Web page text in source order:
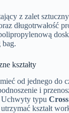
z zalet
długotrwałość
kształty
od jednego do
i
typu
kształt